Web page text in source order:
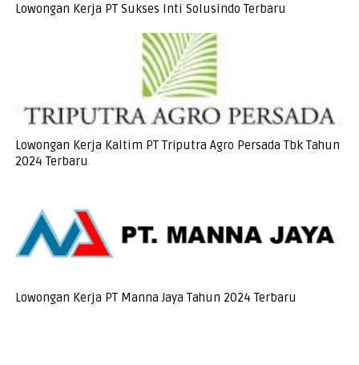
Lowongan Kerja PT Sukses Inti Solusindo Terbaru
Lowongan Kerja Kaltim PT Triputra Agro Persada Tbk Tahun
2024 Terbaru
Lowongan Kerja PT Manna Jaya Tahun 2024 Terbaru